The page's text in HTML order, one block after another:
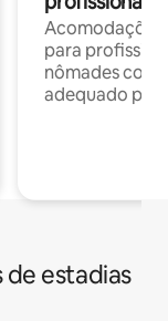
para
nômades com
adequado
estadias